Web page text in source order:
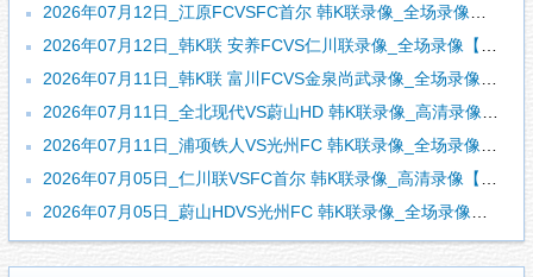
2026年07月12日_江原FCVSFC首尔 韩K联录像_全场录像【高清回放】
2026年07月12日_韩K联 安养FCVS仁川联录像_全场录像【视频集锦】
2026年07月11日_韩K联 富川FCVS金泉尚武录像_全场录像【全场回放】
2026年07月11日_全北现代VS蔚山HD 韩K联录像_高清录像【全场回放】
2026年07月11日_浦项铁人VS光州FC 韩K联录像_全场录像【高清回放】
2026年07月05日_仁川联VSFC首尔 韩K联录像_高清录像【全场回放】
2026年07月05日_蔚山HDVS光州FC 韩K联录像_全场录像【高清回放】